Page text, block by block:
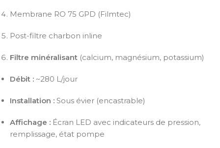
Membrane RO 75 GPD (Filmtec)
Post-filtre charbon inline
Filtre minéralisant (calcium, magnésium, potassium)
Débit : ~280 L/jour
Installation : Sous évier (encastrable)
Affichage : Écran LED avec indicateurs de pression,
remplissage, état pompe